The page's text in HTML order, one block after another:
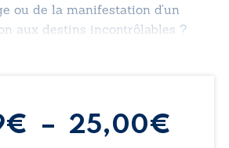
ou de la manifestation d’un
aux destins incontrôlables ?
€ – 25,00€